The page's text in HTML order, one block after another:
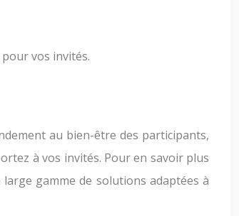
vos invités.
au bien-être des participants,
à vos invités. Pour en savoir plus
gamme de solutions adaptées à